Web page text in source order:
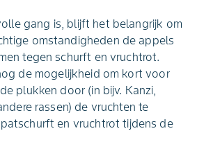
gang is, blijft het belangrijk om
omstandigheden de appels
tegen schurft en vruchtrot.
de mogelijkheid om kort voor
plukken door (in bijv. Kanzi,
rassen) de vruchten te
en vruchtrot tijdens de